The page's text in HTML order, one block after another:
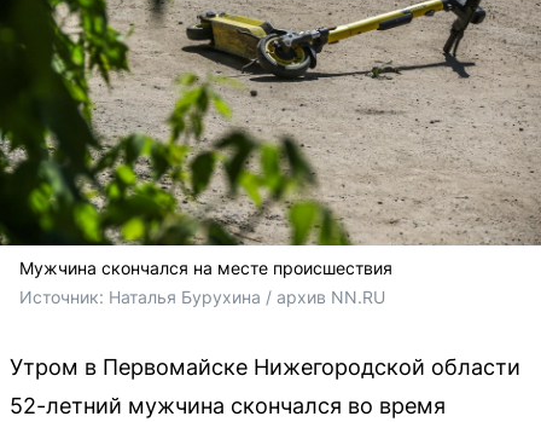
Мужчина скончался на месте происшествия
Источник: Наталья Бурухина / архив NN.RU
Утром в Первомайске Нижегородской области
52-летний мужчина скончался во время